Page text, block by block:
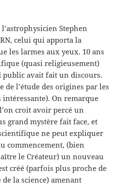
Stephen
celui qui apporta la
les larmes aux yeux. 10 ans
(quasi religieusement)
public avait fait un discours.
de l’étude des origines par les
On remarque
croit avoir percé un
grand mystère fait face, et
ne peut expliquer
commencement, (bien
le Créateur) un nouveau
créé (parfois plus proche de
la science) amenant